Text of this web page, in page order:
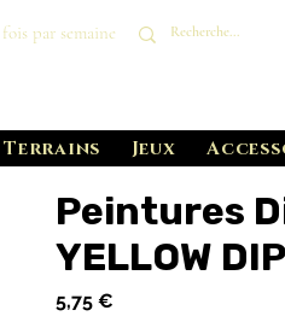
par semaine
Terrains Jeux
Peintures
YELLOW
5,75 €